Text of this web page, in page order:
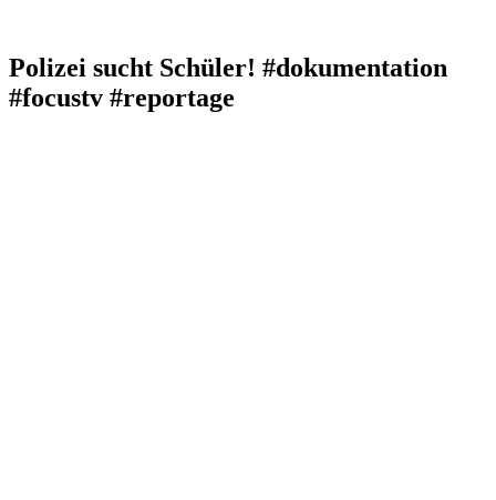
Polizei sucht Schüler! #dokumentation
#focustv #reportage